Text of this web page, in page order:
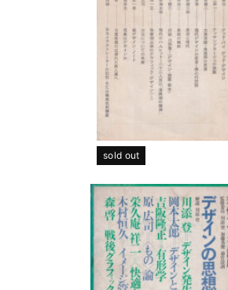
sold out